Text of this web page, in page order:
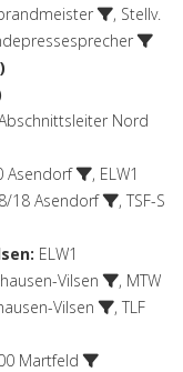
, Stellv.
Nord
Asendorf , ELW1
18 Asendorf , TSF-S
: ELW1
Vilsen , MTW
Vilsen , TLF
Martfeld